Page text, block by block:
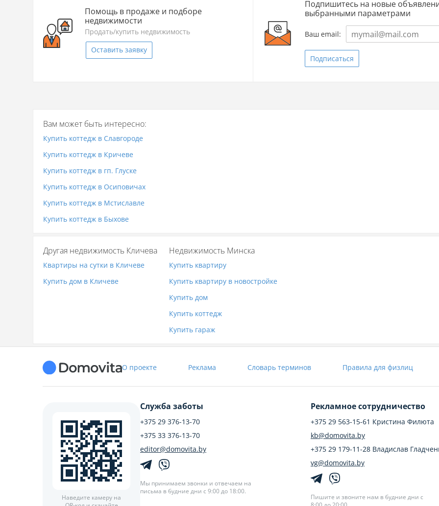
Помощь в продаже и подборе
недвижимости
Продать/купить недвижимость
Оставить заявку
Подпишитесь на новые
выбранными параметрами
Ваш email:
Подписаться
Вам может быть интересно:
Купить коттедж в Славгороде
Купить коттедж в Кричеве
Купить коттедж в гп. Глуске
Купить коттедж в Осиповичах
Купить коттедж в Мстиславле
Купить коттедж в Быхове
Другая недвижимость Кличева
Квартиры на сутки в Кличеве
Купить дом в Кличеве
Недвижимость Минска
Купить квартиру
Купить квартиру в новостройке
Купить дом
Купить коттедж
Купить гараж
О проекте Реклама Словарь терминов Правила для физлиц
Наведите камеру на
Служба заботы
+375 29 376-13-70
+375 33 376-13-70
editor@domovita.by
Мы принимаем звонки и отвечаем на
письма в будние дни с 9:00 до 18:00.
Рекламное сотрудничество
+375 29 563-15-61 Кристина Филюта
kb@domovita.by
+375 29 179-11-28 Владислав
vg@domovita.by
Пишите и звоните нам в будние дни с